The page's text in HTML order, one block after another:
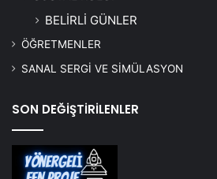
BELİRLİ GÜNLER
ÖĞRETMENLER
SANAL SERGİ VE SİMÜLASYON
SON DEĞİŞTİRİLENLER